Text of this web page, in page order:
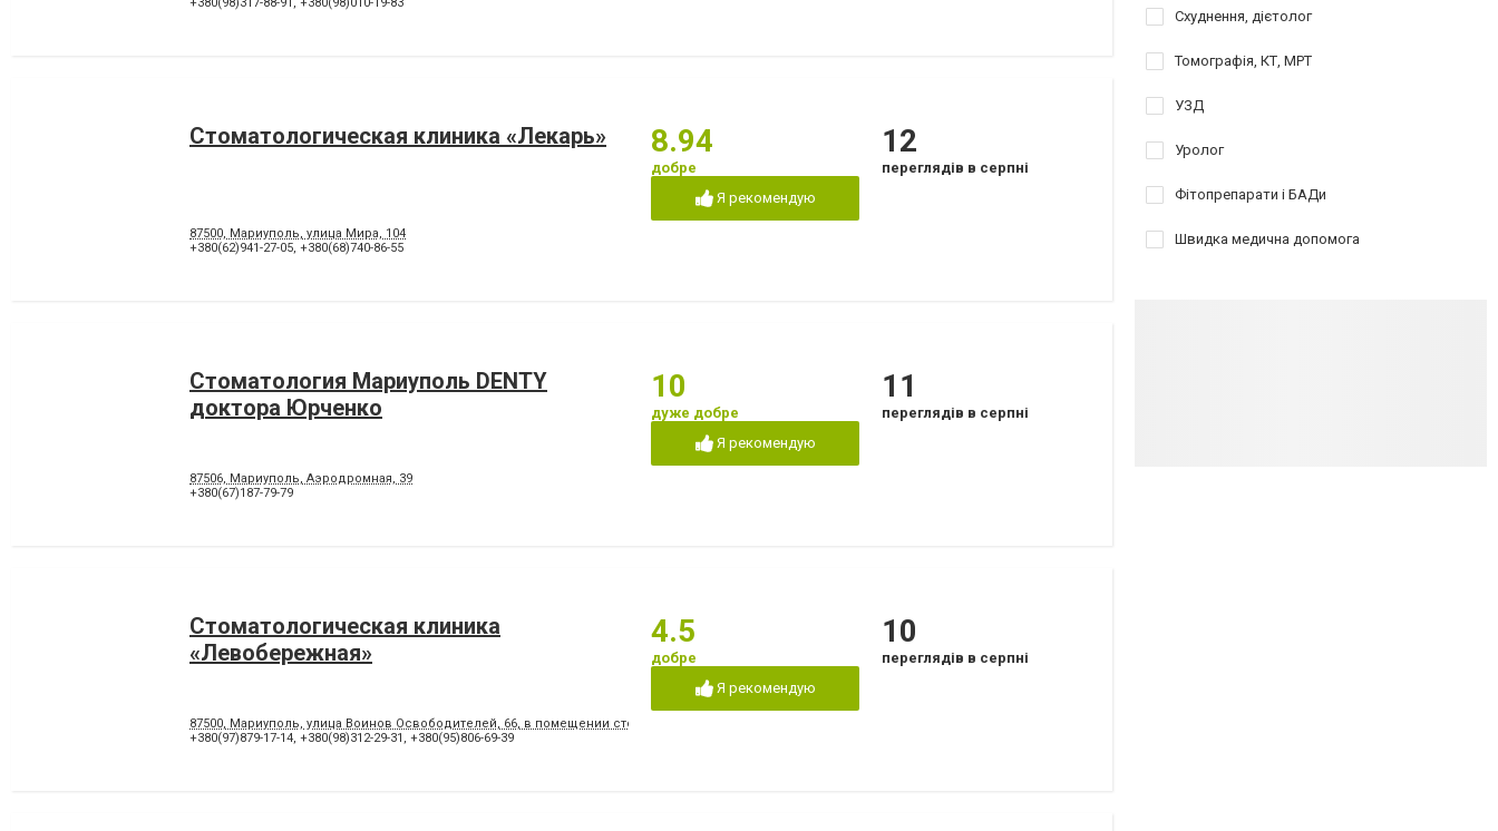
Стоматологическая клиника «Лекарь»
87500, Мариуполь, улица Мира, 104
+380(62)941-27-05, +380(68)740-86-55
8.94
добре
Я рекомендую
12
переглядів в серпні
Стоматология Мариуполь DENTY
доктора Юрченко
87506, Мариуполь, Аэродромная, 39
+380(67)187-79-79
10
дуже добре
Я рекомендую
11
переглядів в серпні
Стоматологическая клиника
«Левобережная»
87500, Мариуполь, улица Воинов Освободителей, 66, в помещении стоматологической поликлиники № 3
+380(97)879-17-14, +380(98)312-29-31 , +380(95)806-69-39
4.5
добре
Я рекомендую
10
переглядів в серпні
Схуднення, дієтолог
Томографія, КТ, МРТ
УЗД
Уролог
Фітопрепарати і БАДи
Швидка медична допомога